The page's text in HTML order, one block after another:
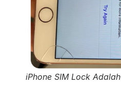
iPhone SIM Lock Adalah